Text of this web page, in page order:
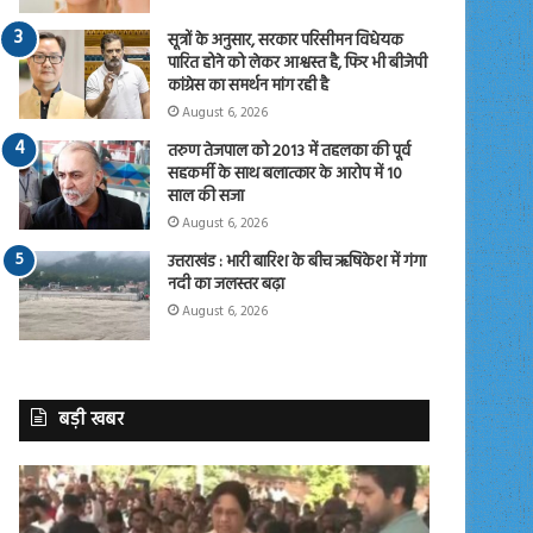
सूत्रों के अनुसार, सरकार परिसीमन विधेयक
पारित होने को लेकर आश्वस्त है, फिर भी बीजेपी
कांग्रेस का समर्थन मांग रही है
August 6, 2026
तरुण तेजपाल को 2013 में तहलका की पूर्व
सहकर्मी के साथ बलात्कार के आरोप में 10
साल की सजा
August 6, 2026
उत्तराखंड : भारी बारिश के बीच ऋषिकेश में गंगा
नदी का जलस्तर बढ़ा
August 6, 2026
बड़ी खबर